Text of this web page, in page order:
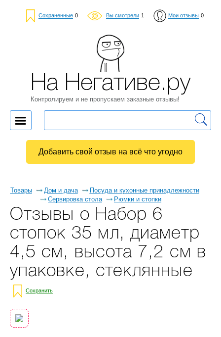
Сохраненные 0 Вы смотрели 1 Мои отзывы 0
Товары Дом и дача
Посуда и кухонные принадлежности
Сервировка стола
Рюмки и стопки
Отзывы о Набор 6
стопок 35 мл, диаметр
4,5 см, высота 7,2 см в
упаковке, стеклянные
Сохранить
На Негативе.ру
Контролируем и не пропускаем заказные отзывы!
Добавить свой отзыв на всё что угодно